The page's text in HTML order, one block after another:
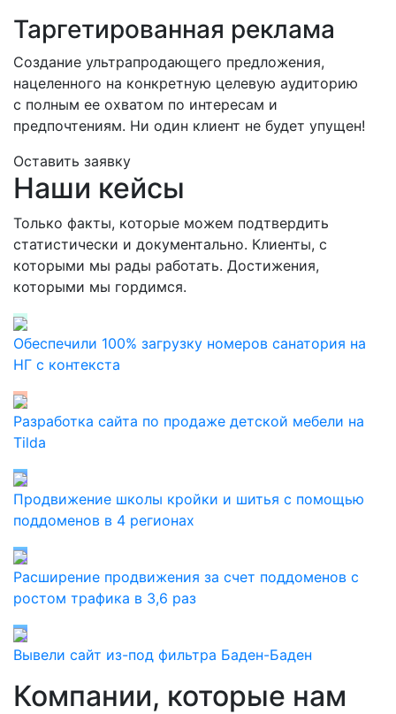
Таргетированная реклама
Создание ультрапродающего предложения,
нацеленного на конкретную целевую аудиторию
с полным ее охватом по интересам и
предпочтениям. Ни один клиент не будет упущен!
Оставить заявку
Наши кейсы
Только факты, которые можем подтвердить
статистически и документально. Клиенты, с
которыми мы рады работать. Достижения,
которыми мы гордимся.
Обеспечили 100% загрузку номеров санатория на
НГ с контекста
Разработка сайта по продаже детской мебели на
Tilda
Продвижение школы кройки и шитья с помощью
поддоменов в 4 регионах
Расширение продвижения за счет поддоменов с
ростом трафика в 3,6 раз
Вывели сайт из-под фильтра Баден-Баден
Компании, которые нам